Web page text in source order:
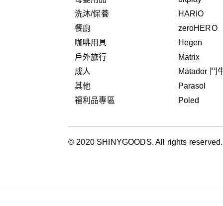
洗沐/保養
餐廚
咖啡用具
戶外旅行
成人
其他
福利品專區
HARIO
zeroHERO
Hegen
Matrix
Matador 鬥
Parasol
Poled
© 2020 SHINYGOODS. All rights reserved.